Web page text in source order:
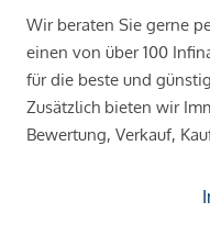
Wir beraten Sie gerne
einen von über 100
für die beste und
Zusätzlich bieten wir
Bewertung, Verkauf,